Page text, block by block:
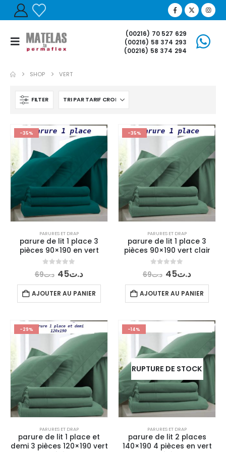
(00216) 70 527 629
(00216) 58 374 293
(00216) 58 374 294
SHOP VERT
FILTER
-35%
PARURES ET DRAP
parure de lit 1 place 3
pièces 90×190 en vert
out of 5د.ت69 Le
prix
initial
était :
د.ت69.
د.ت45 Le
actuel
est :
AJOUTER AU PANIER
-35%
PARURES ET DRAP
parure de lit 1 place 3
pièces 90×190 vert clair
out of 5د.ت69 Le
prix
initial
était :
د.ت69.
د.ت45 Le
actuel
est :
AJOUTER AU PANIER
-29%
PARURES ET DRAP
parure de lit 1 place et
demi 3 pièces 120×190 vert
-14%
RUPTURE DE STOCK
PARURES ET DRAP
parure de lit 2 places
140×190 4 pièces en vert